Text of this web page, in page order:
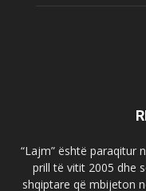
“Lajm” është paraqitur
prill të vitit 2005 dhe
shqiptare që mbijeton